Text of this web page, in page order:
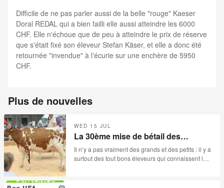
Difficile de ne pas parler aussi de la belle "rouge" Kaeser
Doral REDAL qui a bien failli elle aussi atteindre les 6000
CHF. Elle n'échoue que de peu à atteindre le prix de réserve
que s'était fixé son éleveur Stefan Käser, et elle a donc été
retournée "invendue" à l'écurie sur une enchère de 5950
CHF.
Plus de nouvelles
WED 15 JUL
La 30ème mise de bétail des
Reussilles- 15.07.2026
Il n’y a pas vraiment des grands et des petits : il y a
surtout des tout bons éleveurs qui connaissent leur